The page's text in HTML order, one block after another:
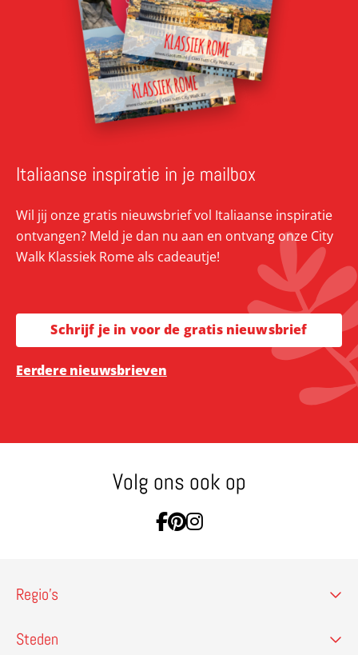
Italiaanse inspiratie in je mailbox
Wil jij onze gratis nieuwsbrief vol Italiaanse inspiratie
ontvangen? Meld je dan nu aan en ontvang onze City
Walk Klassiek Rome als cadeautje!
Schrijf je in voor de gratis nieuwsbrief
Eerdere nieuwsbrieven
Volg ons ook op
Ga naar Facebook
Ga naar Pinterest
Ga naar Instagram
Regio’s
Steden